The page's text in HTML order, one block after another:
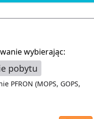
wybierając:
pobytu
PFRON (MOPS, GOPS,